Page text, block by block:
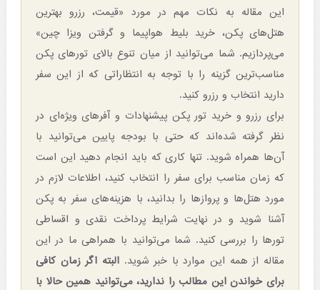
این مقاله به نکات مهم در مورد «قیمت، رزرو بهترین
هتل‌های پکن، خرید بلیط هواپیما و گرفتن ویزا چین»
می‌پردازیم. شما می‌توانید از میان تنوع بالای تورهای پکن
مناسب‌ترین گزینه را با توجه به انتظاراتی که از این سفر
دارید انتخاب و رزرو کنید.
برای رزرو و خرید تور پکن پیشنهادات و آفرهای ویژه‌ای در
نظر گرفته شده‌اند که حتی با بودجه پایین می‌توانید با
آن‌ها همراه شوید. تنها کاری که باید انجام دهید این است
که زمان مناسب برای سفر را انتخاب کنید، اطلاعات لازم در
مورد هتل‌ها و پروازها را بدانید، با هزینه‌های سفر به پکن
آشنا شوید و در نهایت شرایط پرداخت نقدی و اقساطی
تورها را بررسی کنید. شما می‌توانید با همراهی ما در این
مقاله از همه این موارد با خبر شوید.البته اگر زمان کافی
برای خواندن این مطالب را ندارید، می‌توانید همین حالا با